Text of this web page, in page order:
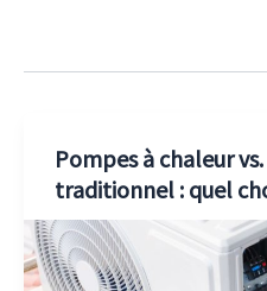
Pompes à chaleur
traditionnel : quel